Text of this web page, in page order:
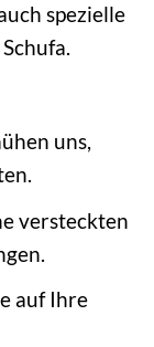
spezielle
uns,
versteckten
auf Ihre